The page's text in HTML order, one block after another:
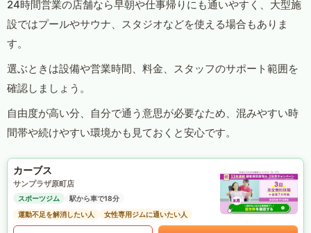
24時間営業の店舗なら早朝や仕事帰りにも通いやすく、大型施
設ではプールやサウナ、スタジオなどを使える場合もありま
す。
選ぶときは設備や営業時間、料金、スタッフのサポート範囲を
確認しましょう。
自由度が高い分、自分で通う意思が必要なため、混みやすい時
間帯や続けやすい環境かも見ておくと安心です。
カーブス
サンプラザ原町店
スポーツジム
駅から車で18分
運動不足を解消したい人
女性専用ジムに通いたい人